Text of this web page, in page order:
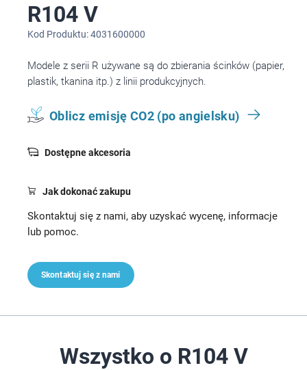
R104 V
Kod Produktu: 4031600000
Modele z serii R używane są do zbierania ścinków (papier,
plastik, tkanina itp.) z linii produkcyjnych.
Oblicz emisję CO2 (po angielsku)
Dostępne akcesoria
Jak dokonać zakupu
Skontaktuj się z nami, aby uzyskać wycenę, informacje
lub pomoc.
Skontaktuj się z nami
Wszystko o R104 V